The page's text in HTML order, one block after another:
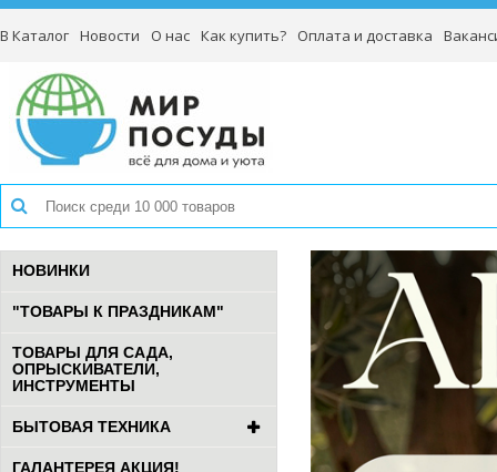
В Каталог Новости О нас Как купить? Оплата и доставка
НОВИНКИ
"ТОВАРЫ К ПРАЗДНИКАМ"
ТОВАРЫ ДЛЯ САДА,
ОПРЫСКИВАТЕЛИ,
ИНСТРУМЕНТЫ
БЫТОВАЯ ТЕХНИКА
ГАЛАНТЕРЕЯ АКЦИЯ!